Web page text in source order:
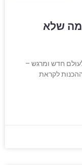
שלא
חדש ומרגש –
לקראת